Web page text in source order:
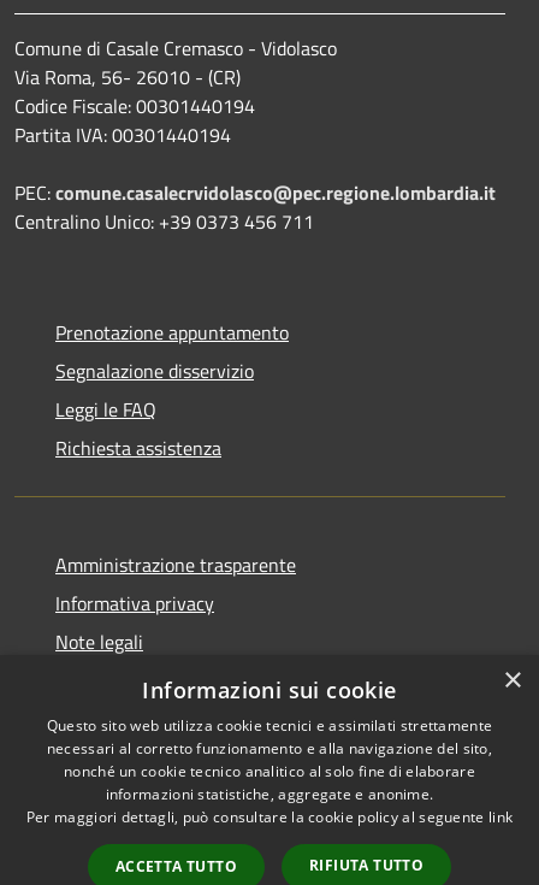
Comune di Casale Cremasco - Vidolasco
Via Roma, 56- 26010 - (CR)
Codice Fiscale: 00301440194
Partita IVA: 00301440194
PEC:comune.casalecrvidolasco@pec.regione.lombardia.it
Centralino Unico: +39 0373 456 711
Prenotazione appuntamento
Segnalazione disservizio
Leggi le FAQ
Richiesta assistenza
Amministrazione trasparente
Informativa privacy
Note legali
Dichiarazione di accessibilità
Accessibilità
Copyright © 2026 • Comune di
Casale Cremasco-Vidolasco •
Powered byMunicipium
×
Informazioni sui cookie
Questo sito web utilizza cookie tecnici e assimilati strettamente
necessari al corretto funzionamento e alla navigazione del sito,
nonché un cookie tecnico analitico al solo fine di elaborare
informazioni statistiche, aggregate e anonime.
Per maggiori dettagli, può consultare la cookie policy al seguente link
ACCETTA TUTTO RIFIUTA TUTTO